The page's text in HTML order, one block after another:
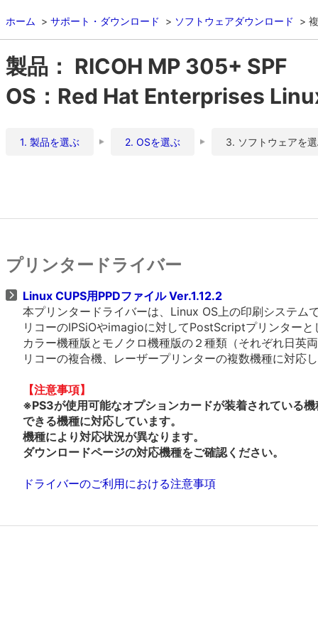
ホーム サポート・ダウンロード ソフトウェアダウンロード
製品： RICOH MP 305+ SPF
OS：Red Hat Enterprises
1. 製品を選ぶ 2. OSを選ぶ 3. ソフトウェアを
プリンタードライバー
Linux CUPS用PPDファイル Ver.1.12.2
本プリンタードライバーは、Linux OS上の印刷システ
リコーのIPSiOやimagioに対してPostScriptプリンター
カラー機種版とモノクロ機種版の２種類（それぞれ日英
リコーの複合機、レーザープリンターの複数機種に対応
【注意事項】
※PS3が使用可能なオプションカードが装着されている
できる機種に対応しています。
機種により対応状況が異なります。
ダウンロードページの対応機種をご確認ください。
ドライバーのご利用における注意事項